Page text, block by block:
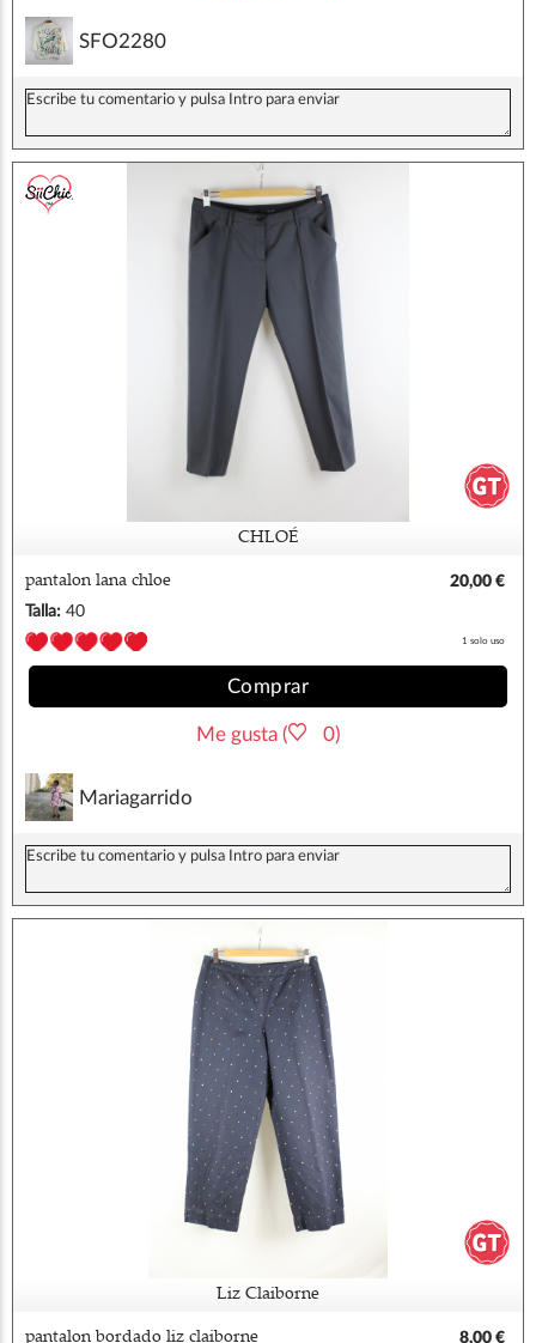
SFO2280
CHLOÉ
pantalon lana chloe
20,00 €
Talla: 40
1 solo uso
Comprar
Me gusta ( 0)
Mariagarrido
Liz Claiborne
pantalon bordado liz claiborne 8,00 €